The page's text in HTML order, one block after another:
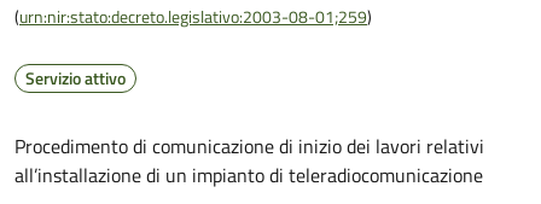
(urn:nir:stato:decreto.legislativo:2003-08-01;259)
Servizio attivo
Procedimento di comunicazione di inizio dei lavori relativi
all’installazione di un impianto di teleradiocomunicazione